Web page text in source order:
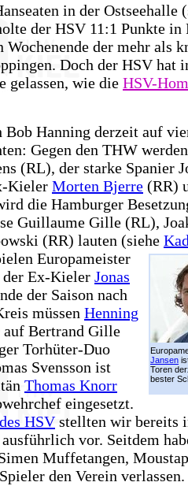
in der Ostseehalle
der HSV 11:1 Punkte in
Wochenende der mehr als
Doch der HSV hat
gelassen, wie die HSV-
Bob Hanning derzeit auf
Gegen den THW werden
(RL), der starke Spanier
Kieler Morten Bjerre (RR)
die Hamburger
Guillaume Gille (RL),
(RR) lauten (siehe
Jansen
Toren
bester
Europameister
Ex-Kieler Jonas
der Saison nach
müssen Henning
Bertrand Gille
Torhüter-Duo
Svensson ist
Thomas Knorr
eingesetzt.
HSVstellten wir bereits
ausführlich vor. Seitdem
Muffetangen,
den Verein verlassen.